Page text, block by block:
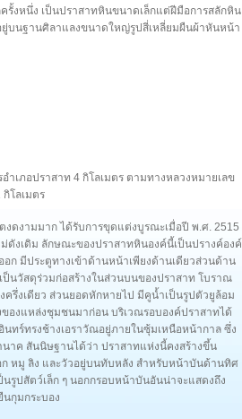
รั้งหนึ่ง เป็นปราสาทหินขนาดเล็กแต่ฝีมือการสลักหิน
บนฐานศิลาแลงขนาดใหญ่รูปสี่เหลี่ยมผืนผ้าหันหน้า
เภอปราสาท 4 กิโลเมตร ตามทางหลวงหมายเลข
โลเมตร
ดงามมาก ได้รับการขุดแต่งบูรณะเมื่อปี พ.ศ. 2515
ดังเดิม ลักษณะของปราสาทหินองค์นี้เป็นปรางค์องค์
ก มีประตูทางเข้าด้านหน้าเพียงด้านเดียวส่วนด้าน
นวัสดุร่วมก่อสร้างในส่วนบนของปราสาท โบราณ
รึ่งเดียว ส่วนยอดหักหายไป มีคูน้ำเป็นรูปตัวยูล้อม
องแหล่งชุมชนมาก่อน บริเวณรอบองค์ปราสาทได้
ทร์ทรงช้างเอราวัณอยู่ภายในซุ้มเหนือหน้ากาล ซึ่ง
าค สันนิษฐานได้ว่า ปราสาทแห่งนี้คงสร้างขึ้น
ก หมู ลิง และวัวอยู่บนทับหลัง สำหรับหน้าบันด้านทิศ
รูปสัตว์เล็ก ๆ นอกกรอบหน้าบันอันน่าจะแสดงถึง
กุมกระบอง